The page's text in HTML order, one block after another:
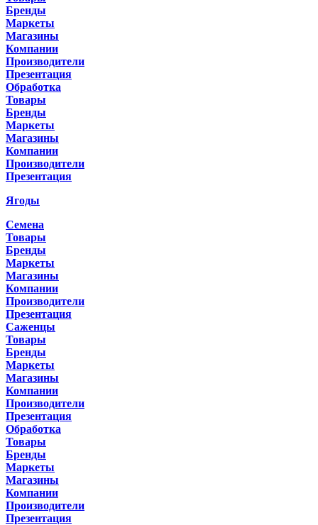
Бренды
Маркеты
Магазины
Компании
Производители
Презентация
Обработка
Товары
Бренды
Маркеты
Магазины
Компании
Производители
Презентация
Ягоды
Семена
Товары
Бренды
Маркеты
Магазины
Компании
Производители
Презентация
Саженцы
Товары
Бренды
Маркеты
Магазины
Компании
Производители
Презентация
Обработка
Товары
Бренды
Маркеты
Магазины
Компании
Производители
Презентация